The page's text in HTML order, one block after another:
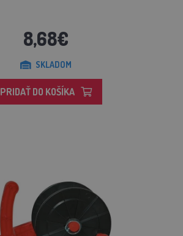
8,68€
SKLADOM
PRIDAŤ DO KOŠÍKA